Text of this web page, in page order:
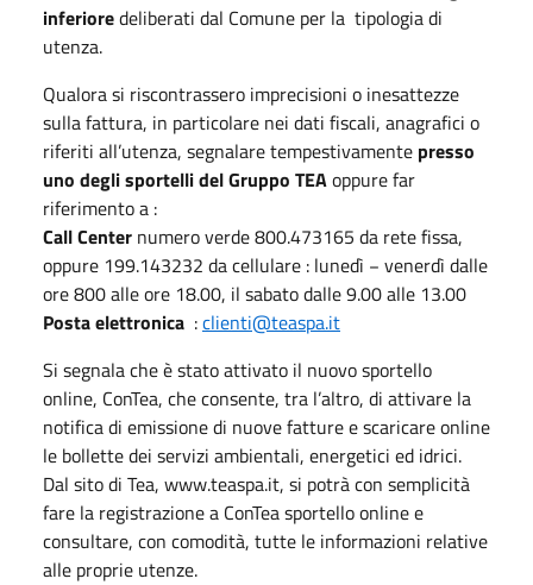
inferioredeliberati dal Comune per la tipologia di
utenza.
Qualora si riscontrassero imprecisioni o inesattezze
sulla fattura, in particolare nei dati fiscali, anagrafici o
riferiti all’utenza, segnalare tempestivamente presso
uno degli sportelli del Gruppo TEAoppure far
riferimento a :
Call Center numero verde 800.473165 da rete fissa,
oppure 199.143232 da cellulare : lunedì − venerdì dalle
ore 800 alle ore 18.00, il sabato dalle 9.00 alle 13.00
Posta elettronica :clienti@teaspa.it
Si segnala che è stato attivato il nuovo sportello
online, ConTea, che consente, tra l’altro, di attivare la
notifica di emissione di nuove fatture e scaricare online
le bollette dei servizi ambientali, energetici ed idrici.
Dal sito di Tea, www.teaspa.it, si potrà con semplicità
fare la registrazione a ConTea sportello online e
consultare, con comodità, tutte le informazioni relative
alle proprie utenze.